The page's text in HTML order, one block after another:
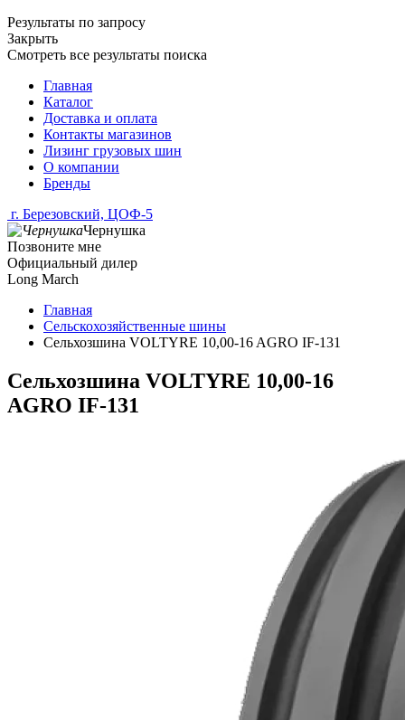
Результаты по запросу
Закрыть
Смотреть все результаты поиска
Главная
Каталог
Доставка и оплата
Контакты магазинов
Лизинг грузовых шин
О компании
Бренды
г. Березовский, ЦОФ-5
Чернушка
Позвоните мне
Официальный дилер
Long March
Главная
Сельскохозяйственные шины
Сельхозшина VOLTYRE 10,00-16 AGRO IF-131
Сельхозшина VOLTYRE 10,00-16
AGRO IF-131